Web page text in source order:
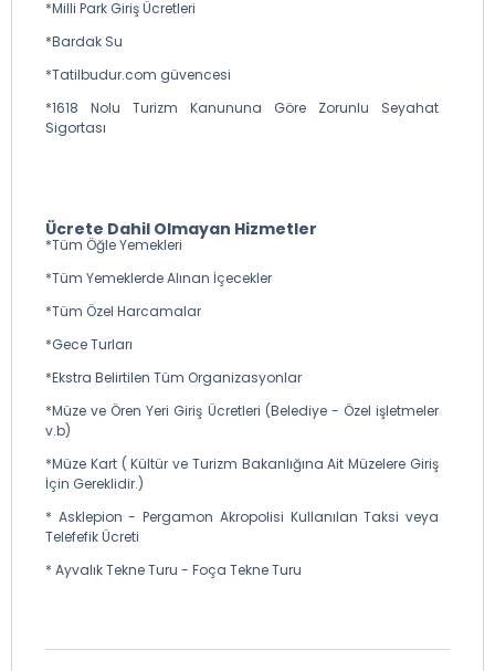
*Milli Park Giriş Ücretleri
*Bardak Su
*Tatilbudur.com güvencesi
*1618 Nolu Turizm Kanununa Göre Zorunlu Seyahat
Sigortası
Ücrete Dahil Olmayan Hizmetler
*Tüm Öğle Yemekleri
*Tüm Yemeklerde Alınan İçecekler
*Tüm Özel Harcamalar
*Gece Turları
*Ekstra Belirtilen Tüm Organizasyonlar
*Müze ve Ören Yeri Giriş Ücretleri (Belediye - Özel işletmeler
v.b)
*Müze Kart ( Kültür ve Turizm Bakanlığına Ait Müzelere Giriş
İçin Gereklidir.)
* Asklepion - Pergamon Akropolisi Kullanılan Taksi veya
Telefefik Ücreti
* Ayvalık Tekne Turu - Foça Tekne Turu